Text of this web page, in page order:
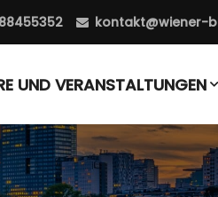
kontakt@wiener-
UND VERANSTALTUNGEN